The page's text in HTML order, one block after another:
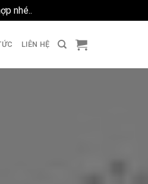
nhé..
LIÊN HỆ